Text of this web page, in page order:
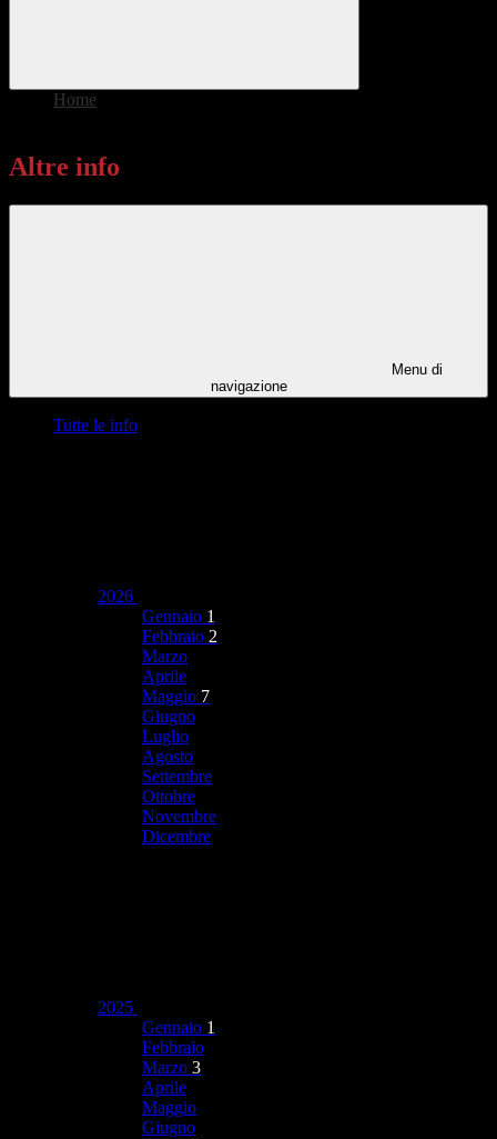
Home
Altre info
Menu di
navigazione
Tutte le info
2026
Gennaio 1
Febbraio 2
Marzo
Aprile
Maggio 7
Giugno
Luglio
Agosto
Settembre
Ottobre
Novembre
Dicembre
2025
Gennaio 1
Febbraio
Marzo 3
Aprile
Maggio
Giugno